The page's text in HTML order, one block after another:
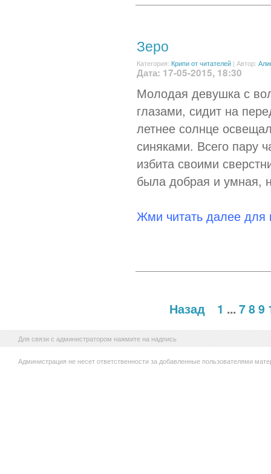
Зеро
Категория: Крипи от читателей | Автор:
Дата: 17-05-2015, 18:30
Молодая девушка с
глазами, сидит на
летнее солнце
синяками. Всего пару
избита своими
была добрая и умная,
Жми читать далее для
Назад 1 ...789
Для связи с администратором нажмите на надпись
Администрация не несет ответственности за добавленные пользователями